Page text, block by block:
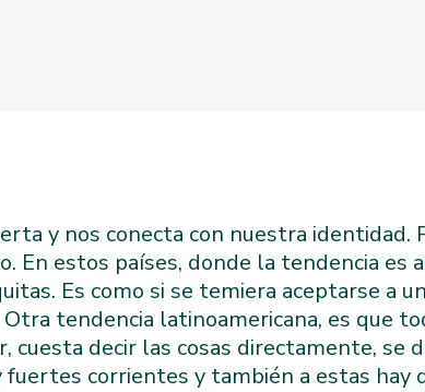
y nos conecta con nuestra identidad.
En estos países, donde la tendencia es
Es como si se temiera aceptarse a
tendencia latinoamericana, es que
cuesta decir las cosas directamente, se
fuertes corrientes y también a estas hay